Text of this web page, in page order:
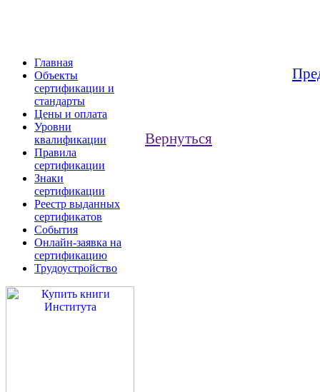
Главная
Объекты
сертификации и
стандарты
Цены и оплата
Уровни
квалификации
Правила
сертификации
Знаки
сертификации
Реестр выданных
сертификатов
События
Онлайн-заявка на
сертификацию
Трудоустройство
Вернуться